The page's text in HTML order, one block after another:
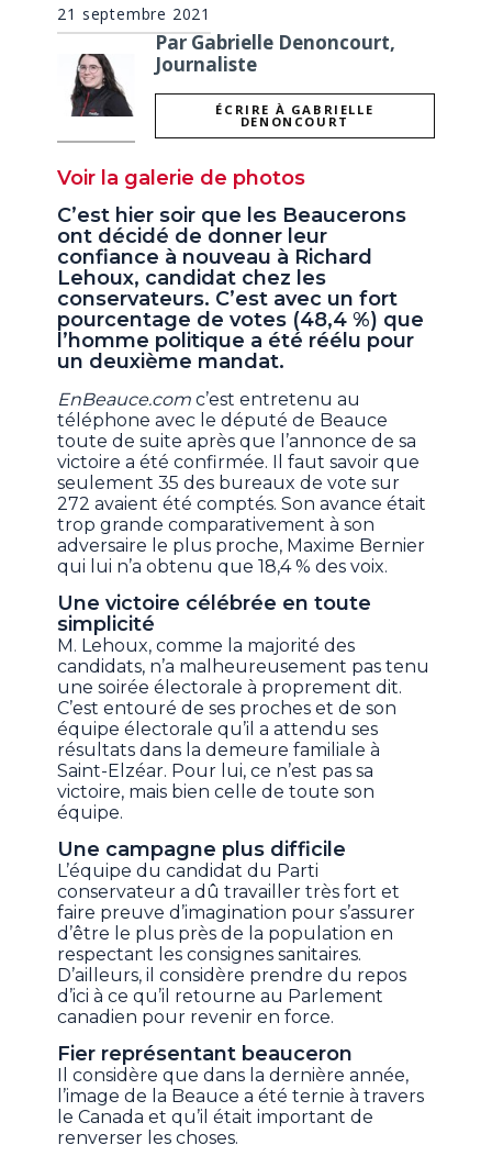
21 septembre 2021
Par Gabrielle Denoncourt,
Journaliste
ÉCRIRE À GABRIELLE
DENONCOURT
Voir la galerie de photos
C’est hier soir que les Beaucerons
ont décidé de donner leur
confiance à nouveau à Richard
Lehoux, candidat chez les
conservateurs. C’est avec un fort
pourcentage de votes (48,4 %) que
l’homme politique a été réélu pour
un deuxième mandat.
EnBeauce.comc’est entretenu au
téléphone avec le député de Beauce
toute de suite après que l’annonce de sa
victoire a été confirmée. Il faut savoir que
seulement 35 des bureaux de vote sur
272 avaient été comptés. Son avance était
trop grande comparativement à son
adversaire le plus proche, Maxime Bernier
qui lui n’a obtenu que 18,4 % des voix.
Une victoire célébrée en toute
simplicité
M. Lehoux, comme la majorité des
candidats, n’a malheureusement pas tenu
une soirée électorale à proprement dit.
C’est entouré de ses proches et de son
équipe électorale qu’il a attendu ses
résultats dans la demeure familiale à
Saint-Elzéar. Pour lui, ce n’est pas sa
victoire, mais bien celle de toute son
équipe.
Une campagne plus difficile
L’équipe du candidat du Parti
conservateur a dû travailler très fort et
faire preuve d’imagination pour s’assurer
d’être le plus près de la population en
respectant les consignes sanitaires.
D’ailleurs, il considère prendre du repos
d’ici à ce qu’il retourne au Parlement
canadien pour revenir en force.
Fier représentant beauceron
Il considère que dans la dernière année,
l’image de la Beauce a été ternie à travers
le Canada et qu’il était important de
renverser les choses.